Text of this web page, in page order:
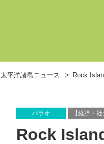
太平洋諸島ニュース > Rock
パラオ 【経済・社
Rock